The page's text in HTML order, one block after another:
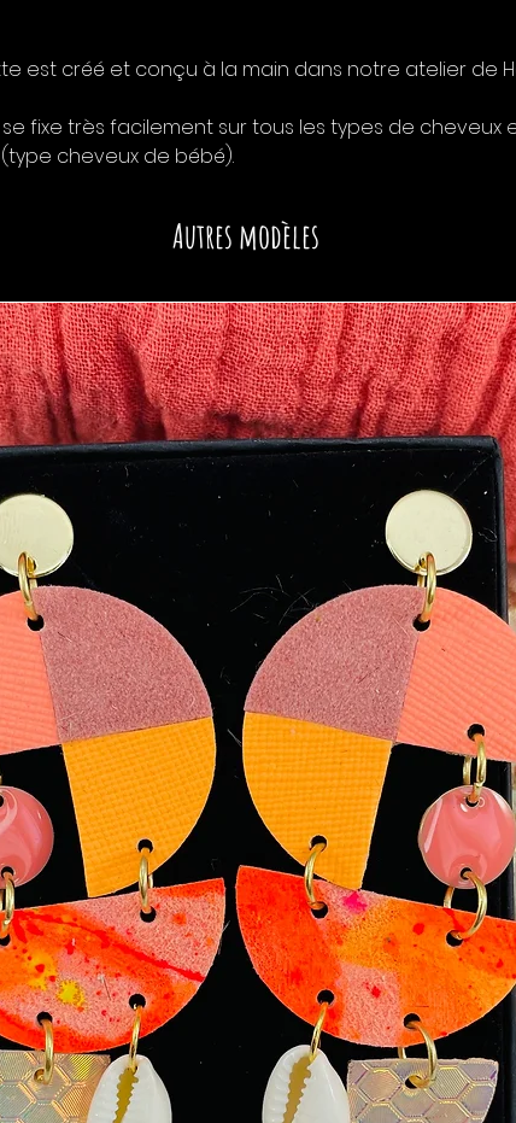
est créé et conçu à la main dans notre atelier de
fixe très facilement sur tous les types de
cheveux de bébé).
Autres modèles